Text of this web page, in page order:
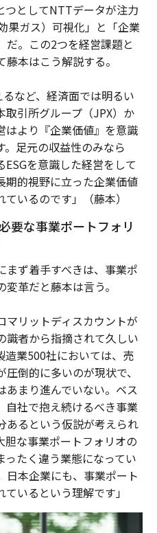
つとしてNTTデータが注力
果ガス）可視化」と「企業
だ。この2つを経営課題と
本はこう解説する。
るなど、経済面では明るい
取引所グループ（JPX）か
はより『企業価値』を意識
足元の収益性のみなら
を意識した経営をして
期的視野に立った企業価値
いるのです」（藤本）
要な事業ポートフォリ
まず着手すべきは、事業ポ
革だと藤本は言う。
マリットディスカウントが
識者から指摘されて久しい
造業500社においては、売
倒的に多いのが現状で、
あまり進んでいない。ベス
自社で抱え続けるべき事業
あるという仮説が考えられ
胆な事業ポートフォリオの
たく違う業態になってい
日本企業にも、事業ポート
いるという理解です」